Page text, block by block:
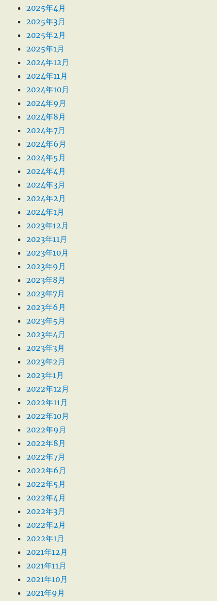
2025年4月
2025年3月
2025年2月
2025年1月
2024年12月
2024年11月
2024年10月
2024年9月
2024年8月
2024年7月
2024年6月
2024年5月
2024年4月
2024年3月
2024年2月
2024年1月
2023年12月
2023年11月
2023年10月
2023年9月
2023年8月
2023年7月
2023年6月
2023年5月
2023年4月
2023年3月
2023年2月
2023年1月
2022年12月
2022年11月
2022年10月
2022年9月
2022年8月
2022年7月
2022年6月
2022年5月
2022年4月
2022年3月
2022年2月
2022年1月
2021年12月
2021年11月
2021年10月
2021年9月